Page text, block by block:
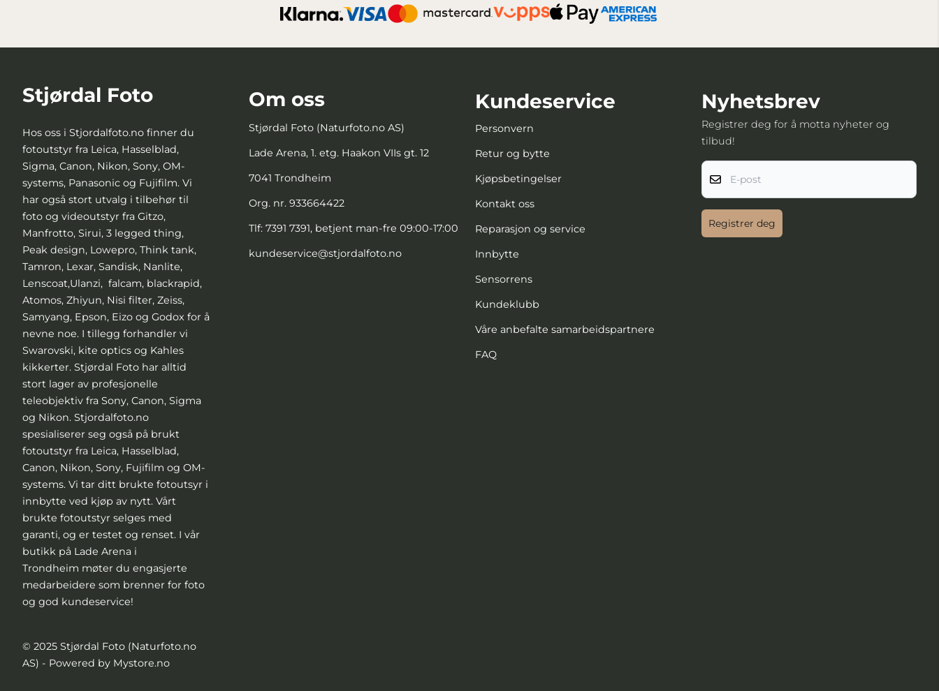
Stjørdal Foto
Hos oss i Stjordalfoto.no finner du
fotoutstyr fra Leica, Hasselblad,
Sigma, Canon, Nikon, Sony, OM-
systems, Panasonic og Fujifilm. Vi
har også stort utvalg i tilbehør til
foto og videoutstyr fra Gitzo,
Manfrotto, Sirui, 3 legged thing,
Peak design, Lowepro, Think tank,
Tamron, Lexar, Sandisk, Nanlite,
Lenscoat,Ulanzi, falcam, blackrapid,
Atomos, Zhiyun, Nisi filter, Zeiss,
Samyang, Epson, Eizo og Godox for å
nevne noe. I tillegg forhandler vi
Swarovski, kite optics og Kahles
kikkerter. Stjørdal Foto har alltid
stort lager av profesjonelle
teleobjektiv fra Sony, Canon, Sigma
og Nikon. Stjordalfoto.no
spesialiserer seg også på brukt
fotoutstyr fra Leica, Hasselblad,
Canon, Nikon, Sony, Fujifilm og OM-
systems. Vi tar ditt brukte fotoutsyr i
innbytte ved kjøp av nytt. Vårt
brukte fotoutstyr selges med
garanti, og er testet og renset. I vår
butikk på Lade Arena i
Trondheim møter du engasjerte
medarbeidere som brenner for foto
og god kundeservice!
© 2025 Stjørdal Foto (Naturfoto.no
AS) - Powered by Mystore.no
Om oss
Stjørdal Foto (Naturfoto.no AS)
Lade Arena, 1. etg. Haakon VIIs gt. 12
7041 Trondheim
Org. nr. 933664422
Tlf: 7391 7391, betjent man-fre 09:00-17:00
kundeservice@stjordalfoto.no
Kundeservice
Personvern
Retur og bytte
Kjøpsbetingelser
Kontakt oss
Reparasjon og service
Innbytte
Sensorrens
Kundeklubb
Våre anbefalte samarbeidspartnere
FAQ
Nyhetsbrev
Registrer deg for å motta nyheter og
tilbud!
E-post
Registrer deg